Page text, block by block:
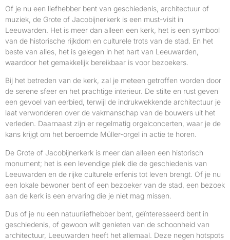
Of je nu een liefhebber bent van geschiedenis, architectuur of
muziek, de Grote of Jacobijnerkerk is een must-visit in
Leeuwarden. Het is meer dan alleen een kerk, het is een symbool
van de historische rijkdom en culturele trots van de stad. En het
beste van alles, het is gelegen in het hart van Leeuwarden,
waardoor het gemakkelijk bereikbaar is voor bezoekers.
Bij het betreden van de kerk, zal je meteen getroffen worden door
de serene sfeer en het prachtige interieur. De stilte en rust geven
een gevoel van eerbied, terwijl de indrukwekkende architectuur je
laat verwonderen over de vakmanschap van de bouwers uit het
verleden. Daarnaast zijn er regelmatig orgelconcerten, waar je de
kans krijgt om het beroemde Müller-orgel in actie te horen.
De Grote of Jacobijnerkerk is meer dan alleen een historisch
monument; het is een levendige plek die de geschiedenis van
Leeuwarden en de rijke culturele erfenis tot leven brengt. Of je nu
een lokale bewoner bent of een bezoeker van de stad, een bezoek
aan de kerk is een ervaring die je niet mag missen.
Dus of je nu een natuurliefhebber bent, geïnteresseerd bent in
geschiedenis, of gewoon wilt genieten van de schoonheid van
architectuur, Leeuwarden heeft het allemaal. Deze negen hotspots